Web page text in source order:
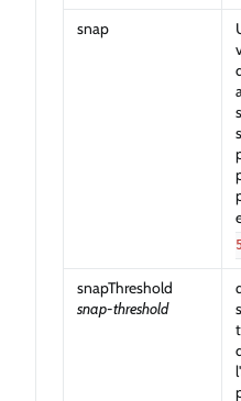
snap
snapThreshold
snap-threshold